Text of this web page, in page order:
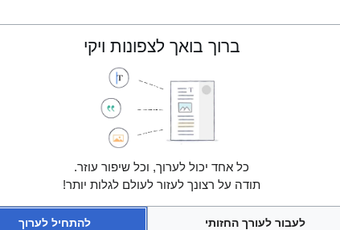
ברוך בואך לצפונות ויקי
כל אחד יכול לערוך, וכל שיפור עוזר.
תודה על רצונך לעזור לעולם לגלות יותר!
לעבור לעורך החזותי להתחיל לערוך